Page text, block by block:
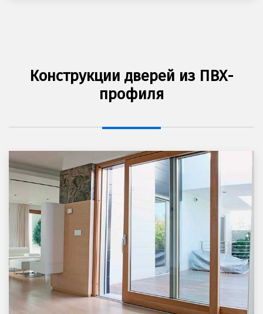
Конструкции дверей из ПВХ-
профиля